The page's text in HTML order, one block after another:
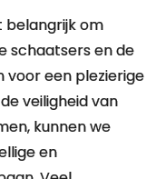
belangrijk om
schaatsers en de
voor een plezierige
veiligheid van
kunnen we
en